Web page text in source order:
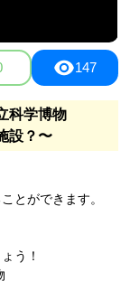
147
科学博物
設？〜
とができます。
う！